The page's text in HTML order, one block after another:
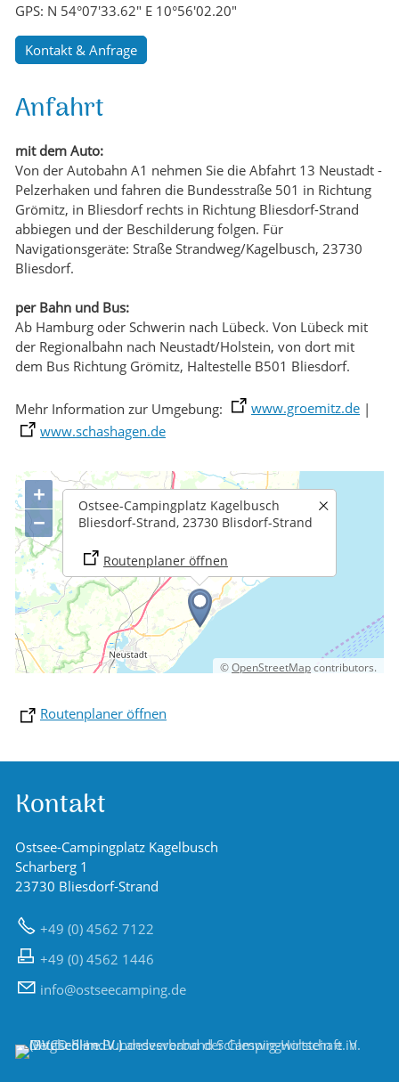
GPS: N 54°07'33.62" E 10°56'02.20"
Kontakt & Anfrage
Anfahrt
mit dem Auto:
Von der Autobahn A1 nehmen Sie die Abfahrt 13 Neustadt -
Pelzerhaken und fahren die Bundesstraße 501 in Richtung
Grömitz, in Bliesdorf rechts in Richtung Bliesdorf-Strand
abbiegen und der Beschilderung folgen. Für
Navigationsgeräte: Straße Strandweg/Kagelbusch, 23730
Bliesdorf.
per Bahn und Bus:
Ab Hamburg oder Schwerin nach Lübeck. Von Lübeck mit
der Regionalbahn nach Neustadt/Holstein, von dort mit
dem Bus Richtung Grömitz, Haltestelle B501 Bliesdorf.
Mehr Information zur Umgebung: www.groemitz.de |
www.schashagen.de
Ostsee-Campingplatz Kagelbusch
Bliesdorf-Strand, 23730 Blisdorf-Strand
Routenplaner öffnen
+
−
©OpenStreetMapcontributors.
Routenplaner öffnen
Kontakt
Ostsee-Campingplatz Kagelbusch
Scharberg 1
23730 Bliesdorf-Strand
+49 (0) 4562 7122
+49 (0) 4562 1446
nf
sts c mp ng d